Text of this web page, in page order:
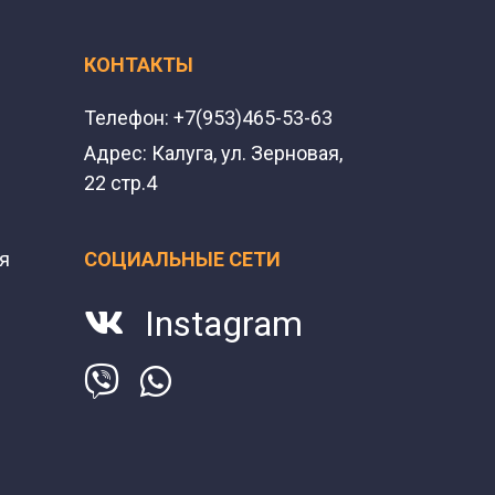
КОНТАКТЫ
Телефон: +7(953)465-53-63
Адрес: Калуга, ул. Зерновая,
22 стр.4
СОЦИАЛЬНЫЕ СЕТИ
Instagram